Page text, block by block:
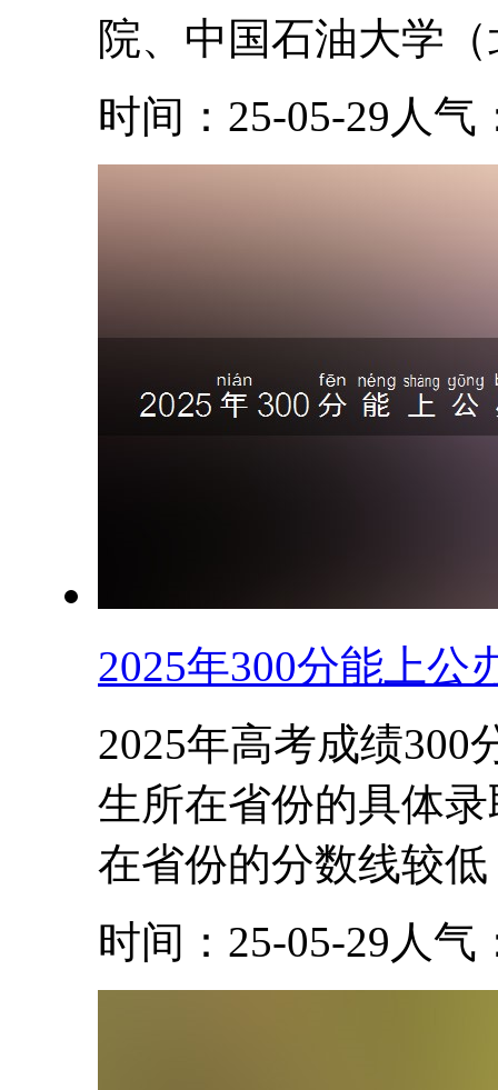
院、中国石油大学
时间：25-05-29 人气
2025年300分能上公
2025年高考成绩300
生所在省份的具体
在省份的分数线较
时间：25-05-29 人气